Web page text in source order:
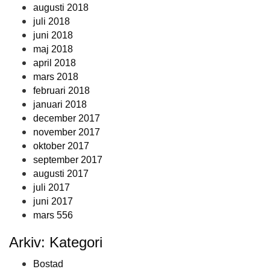
augusti 2018
juli 2018
juni 2018
maj 2018
april 2018
mars 2018
februari 2018
januari 2018
december 2017
november 2017
oktober 2017
september 2017
augusti 2017
juli 2017
juni 2017
mars 556
Arkiv: Kategori
Bostad